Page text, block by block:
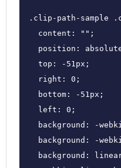
.clip-path-sample
  content: "";
position:
  top: -51px;
  right: 0;
  bottom: -51px;
  left: 0;
background: -
background: -
background: